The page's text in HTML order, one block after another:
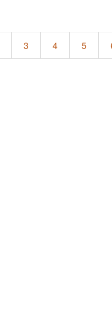
3 4 5